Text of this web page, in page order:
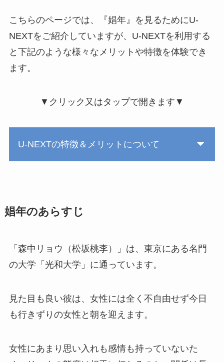
こちらのページでは、『娼年』を見るためにU-
NEXTをご紹介していますが、U-NEXTを利用する
と下記のような様々なメリットや特徴を体験でき
ます。
▼クリック又はタップで開きます▼
U-NEXTの特徴＆メリットについて
娼年のあらすじ
「森中リョウ（松坂桃李）」は、東京にある名門
の大学「光和大学」に通っています。
見た目も良い彼は、女性には全く不自由せず今日
も行きずりの女性と朝を迎えます。
女性にあまり思い入れも感情も持っていないた